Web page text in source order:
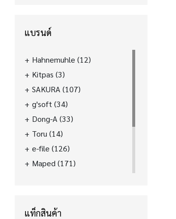
แบรนด์
Hahnemuhle (12)
Kitpas (3)
SAKURA (107)
g'soft (34)
Dong-A (33)
Toru (14)
e-file (126)
Maped (171)
ELM
(31)
แท็กสินค้า